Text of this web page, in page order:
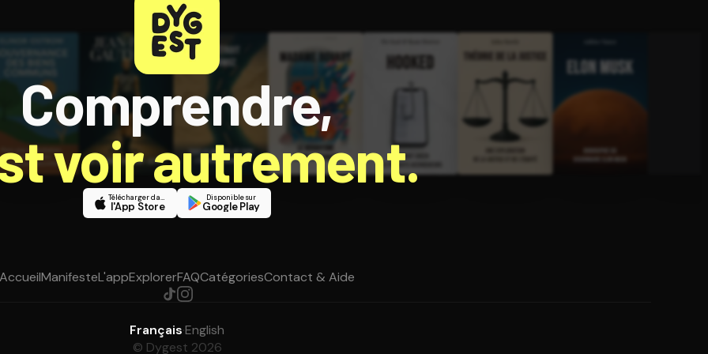
Comprendre,
voir autrement.
Télécharger dans
l'App Store
Disponible sur
Google Play
AccueilManifesteL'appExplorerFAQCatégoriesContact & Aide
Français·English
© Dygest 2026